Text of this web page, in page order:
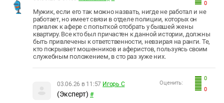
0
Мужик, если его так можно назвать, нигде не работал и не
работает, но имеет связи в отделе полиции, которых он
привлек к афере с попыткой отобрать у бывшей жены
квартиру. Все кто был причастен к данной истории, должны
быть привлечены к ответственности, невзирая на ранги. Те,
кто покрывает мошенников и аферистов, пользуясь своим
служебным положением, в сто раз хуже них.
0
0
Оценить:
03.06.26 в 11:57 Игорь С
(Эксперт) #